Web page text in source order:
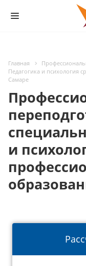
Главная
Педагогика и психология
Самаре
и